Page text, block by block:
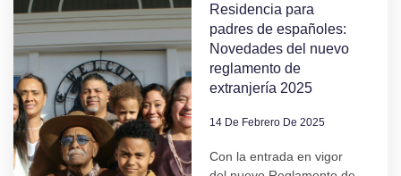
Residencia para
padres de españoles:
Novedades del nuevo
reglamento de
extranjería 2025
14 De Febrero De 2025
Con la entrada en vigor